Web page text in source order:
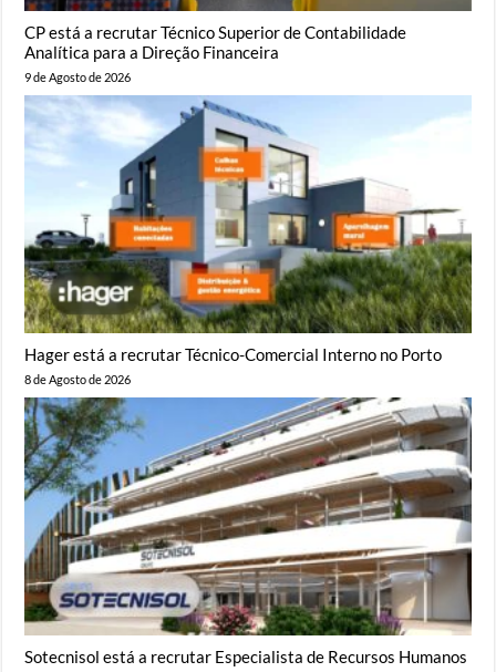
CP está a recrutar Técnico Superior de Contabilidade
Analítica para a Direção Financeira
9 de Agosto de 2026
Hager está a recrutar Técnico-Comercial Interno no Porto
8 de Agosto de 2026
Sotecnisol está a recrutar Especialista de Recursos Humanos